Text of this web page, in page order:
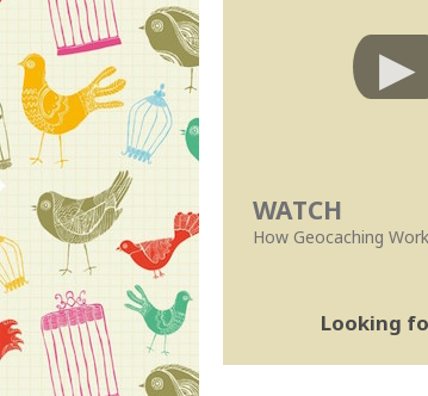
WATCH
How Geocaching
Looking